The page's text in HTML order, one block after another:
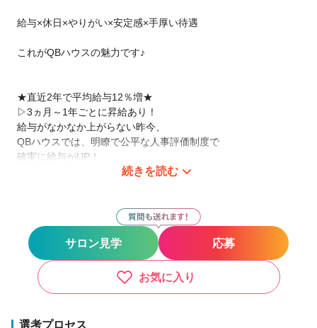
給与×休日×やりがい×安定感×手厚い待遇
これがQBハウスの魅力です♪
★直近2年で平均給与12％増★
▷3ヵ月～1年ごとに昇給あり！
給与がなかなか上がらない昨今、
QBハウスでは、明瞭で公平な人事評価制度で
確実に給与がUP！
「10年もスタイリストやっているのに、給与が上がらない」
★大手ならではの手厚い待遇★
◎ライフスタイルサポート制度
～地方から都心部へ～
家賃補助 最大４万円
入社1ヶ月後に 10万円支給
続きを読む
サロン見学 応募
お気に入り
選考プロセス